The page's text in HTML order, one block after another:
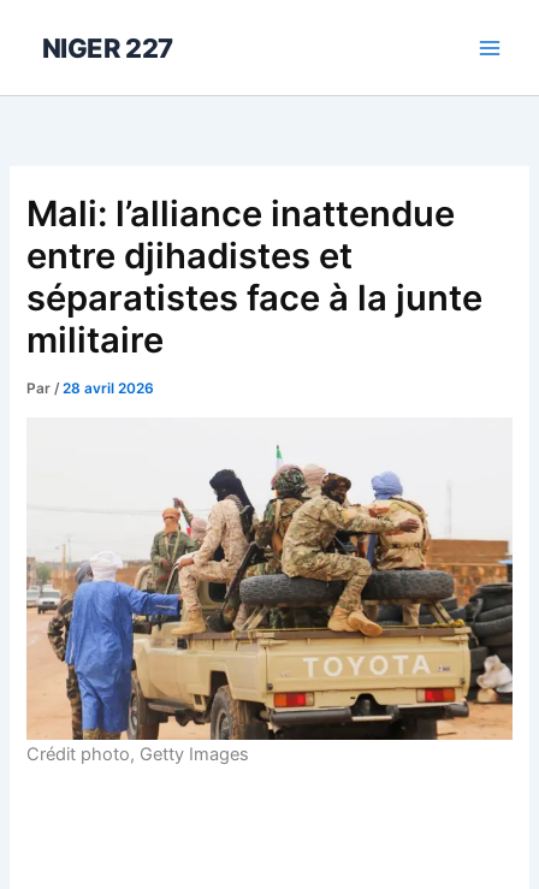
NIGER 227
Mali: l’alliance inattendue
entre djihadistes et
séparatistes face à la junte
militaire
Par/28 avril 2026
Crédit photo, Getty Images